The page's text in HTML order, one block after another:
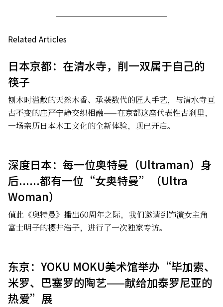
Related Articles
日本京都：在清水寺，削一双属于自己的
筷子
刨木时溢散的天然木香、承袭数代的匠人手艺，与清水寺亘
古不变的庄严宁静交织相融——在京都这座代表性古刹里，
一场亲历日本木工文化的全新体验，现已开启。
深度日本：每一位奥特曼（Ultraman）身
后......都有一位“女奥特曼”（Ultra
Woman）
值此《奥特曼》播出60周年之际，我们邀请到饰演女主角
富士明子的樱井浩子，进行了一次独家专访。
东京：YOKU MOKU美术馆举办“毕加索、
米罗、巴塞罗的陶艺——献给加泰罗尼亚的
热爱”展